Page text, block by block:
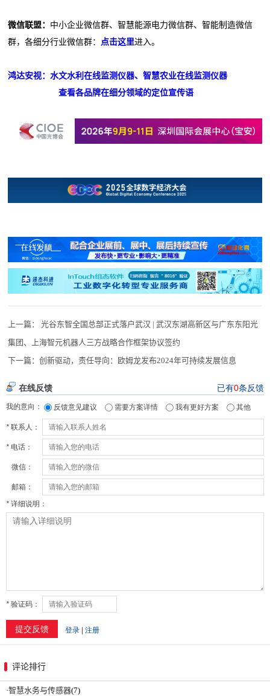
微信联盟： 中小企业微信群、智慧能源电力微信群、智能制造微信
群，各细分行业微信群：
点击这里进入。
鸿达安视：水文水利在线监测仪器、智慧农业在线监测仪器
查看各品牌在细分领域的定位宣传语
上一篇：
光谷东智全国总部正式落户武汉 | 武汉东湖高新区与广东东阳光
集团、上海智元机器人三方战略合作框架协议签约
下一篇：创新驱动，责任导向：欧姆龙发布2024年可持续发展信息
评论排行
·智慧水务与传感器(7)